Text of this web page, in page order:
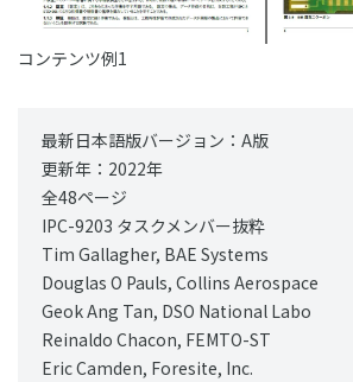
コンテンツ例1
最新日本語版バージョン：A版
更新年：2022年
全48ページ
IPC-9203 タスクメンバー抜粋
Tim Gallagher, BAE Systems
Douglas O Pauls, Collins Aerospace
Geok Ang Tan, DSO National Labo
Reinaldo Chacon, FEMTO-ST
Eric Camden, Foresite, Inc.